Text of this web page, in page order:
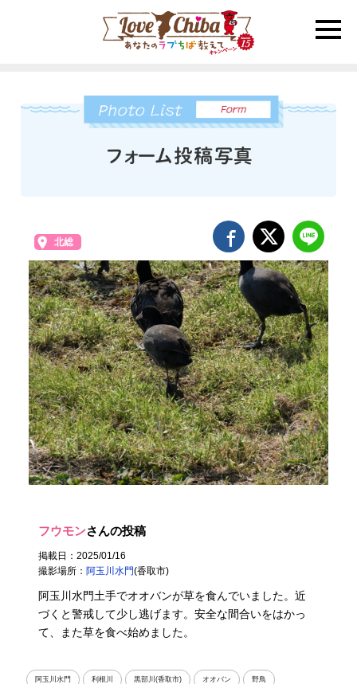
toggle
北総
フウモンさんの投稿
掲載日：2025/01/16
撮影場所： 阿玉川水門(香取市)
阿玉川水門土手でオオバンが草を食んでいました。近
づくと警戒して少し逃げます。安全な間合いをはかっ
て、また草を食べ始めました。
阿玉川水門 利根川 黒部川(香取市) オオバン 野鳥